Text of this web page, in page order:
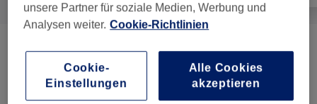
Herren - Haarschnitte & Stylings (3) ab 12 €
Herren - Farbe & Grauhaarkaschierung (1)
unsere Partner für soziale Medien, Werbung und
Analysen weiter. Cookie-Richtlinien
Cookie-
Einstellungen
Alle Cookies
akzeptieren